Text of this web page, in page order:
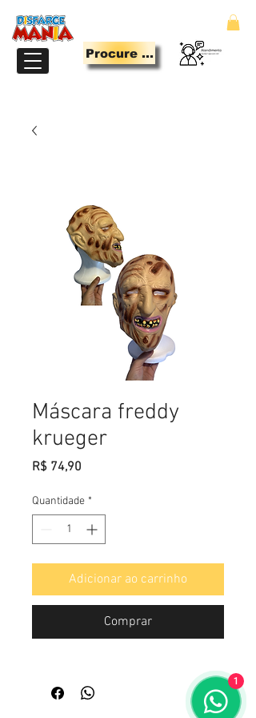
Procure Aqui
Máscara freddy
krueger
R$ 74,90
Quantidade *
Adicionar ao carrinho
Comprar
1